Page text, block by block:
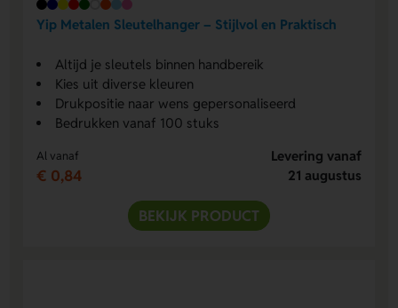
Yip Metalen Sleutelhanger – Stijlvol en Praktisch
Altijd je sleutels binnen handbereik
Kies uit diverse kleuren
Drukpositie naar wens gepersonaliseerd
Bedrukken vanaf 100 stuks
Al vanaf
€ 0,84
Levering vanaf
21 augustus
BEKIJK PRODUCT